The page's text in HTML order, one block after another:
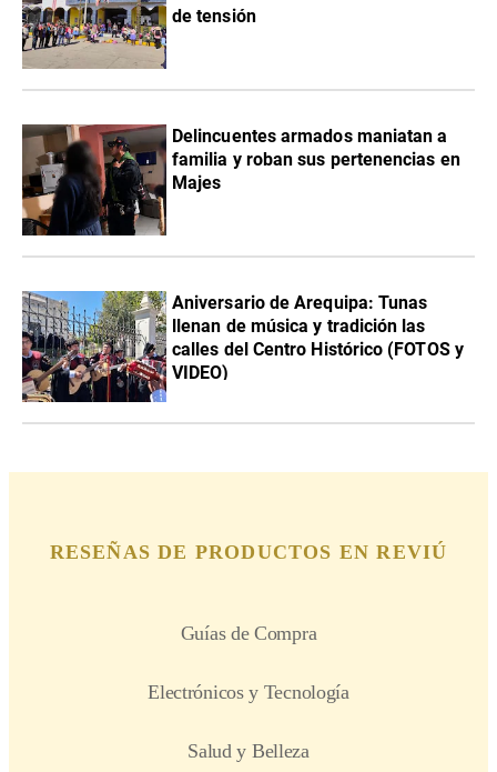
de tensión
Delincuentes armados maniatan a
familia y roban sus pertenencias en
Majes
Aniversario de Arequipa: Tunas
llenan de música y tradición las
calles del Centro Histórico (FOTOS y
VIDEO)